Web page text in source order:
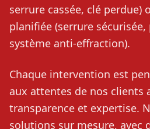
serrure cassée, clé perdue)
planifiée (serrure
système anti-effraction).
Chaque intervention est
aux attentes de nos clients
transparence et expertise.
solutions sur mesure, avec